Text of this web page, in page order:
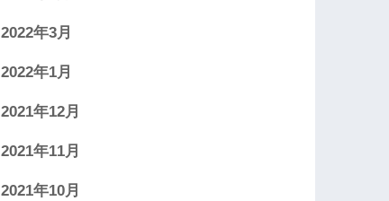
2022年3月
2022年1月
2021年12月
2021年11月
2021年10月